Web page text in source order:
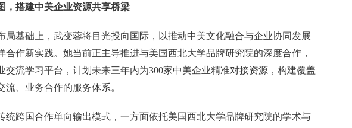
，搭建中美企业资源共享桥梁
局基础上，武变蓉将目光投向国际，以推动中美文化融合与企业协同发展
合作新实践。她当前正主导推进与美国西北大学品牌研究院的深度合作，
交流学习平台，计划未来三年内为300家中美企业精准对接资源，构建覆盖
流、业务合作的服务体系。
统跨国合作单向输出模式，一方面依托美国西北大学品牌研究院的学术与